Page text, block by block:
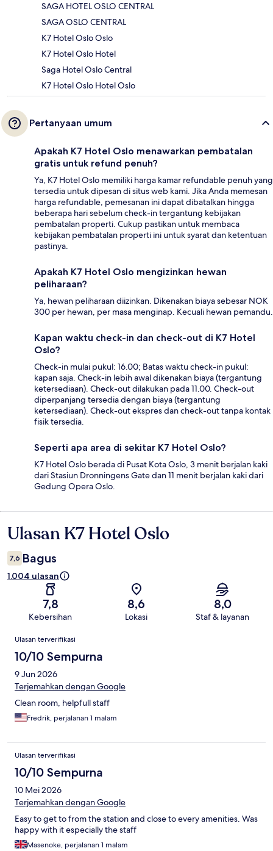
SAGA HOTEL OSLO CENTRAL
SAGA OSLO CENTRAL
K7 Hotel Oslo Oslo
K7 Hotel Oslo Hotel
Saga Hotel Oslo Central
K7 Hotel Oslo Hotel Oslo
Pertanyaan umum
Apakah K7 Hotel Oslo menawarkan pembatalan
gratis untuk refund penuh?
Ya, K7 Hotel Oslo memiliki harga kamar refundable penuh yang
tersedia untuk dipesan di situs web kami. Jika Anda memesan
harga refundable, pemesanan ini dapat dibatalkan hingga
beberapa hari sebelum check-in tergantung kebijakan
pembatalan properti. Cukup pastikan untuk membaca
kebijakan pembatalan properti ini untuk syarat dan ketentuan
pastinya.
Apakah K7 Hotel Oslo mengizinkan hewan
peliharaan?
Ya, hewan peliharaan diizinkan. Dikenakan biaya sebesar NOK
300 per hewan, per masa menginap. Kecuali hewan pemandu.
Kapan waktu check-in dan check-out di K7 Hotel
Oslo?
Check-in mulai pukul: 16.00; Batas waktu check-in pukul:
kapan saja. Check-in lebih awal dikenakan biaya (tergantung
ketersediaan). Check-out dilakukan pada 11.00. Check-out
diperpanjang tersedia dengan biaya (tergantung
ketersediaan). Check-out ekspres dan check-out tanpa kontak
fisik tersedia.
Seperti apa area di sekitar K7 Hotel Oslo?
K7 Hotel Oslo berada di Pusat Kota Oslo, 3 menit berjalan kaki
dari Stasiun Dronningens Gate dan 11 menit berjalan kaki dari
Gedung Opera Oslo.
Ulasan
Ulasan K7 Hotel Oslo
7,6 Bagus
1.004 ulasan
7,8
Kebersihan
8,6
Lokasi
8,0
Staf & layanan
Ulasan
Ulasan terverifikasi
10/10 Sempurna
9 Jun 2026
Terjemahkan dengan Google
Clean room, helpfull staff
Fredrik, perjalanan 1 malam
Ulasan terverifikasi
10/10 Sempurna
10 Mei 2026
Terjemahkan dengan Google
Easy to get to from the station and close to every amenities. Was
happy with it especially the staff
Masenoke, perjalanan 1 malam